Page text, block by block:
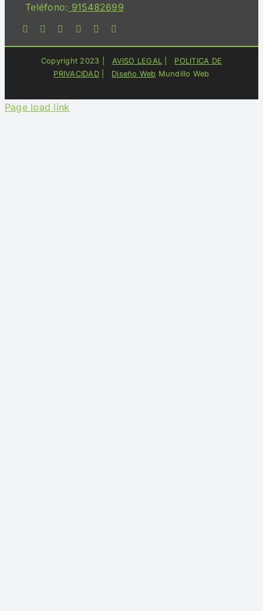
Bloguimary
Teléfono: 915482699
Copyright 2023 | AVISO LEGAL
POLITICA DE
PRIVACIDAD| Diseño Web Mundillo Web
Page load link